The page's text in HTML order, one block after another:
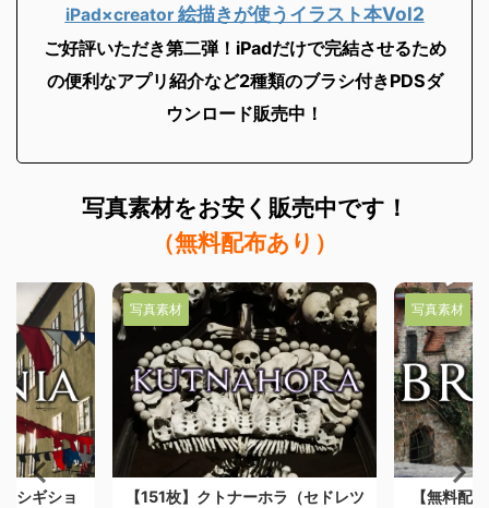
iPad×creator 絵描きが使うイラスト本Vol2
ご好評いただき第二弾！iPadだけで完結させるため
の便利なアプリ紹介など2種類のブラシ付きPDSダ
ウンロード販売中！
写真素材をお安く販売中です！
（無料配布あり）
セドレツ
写真素材
【無料配布】ベルギー（ブルージ
写真素材
【275枚